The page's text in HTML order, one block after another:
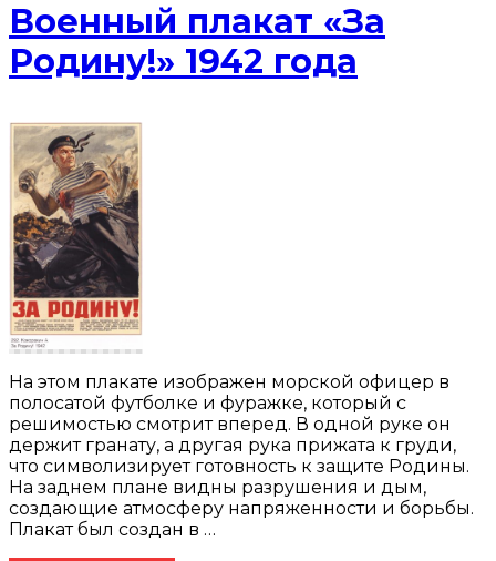
Военный плакат «За
Родину!» 1942 года
На этом плакате изображен морской офицер в
полосатой футболке и фуражке, который с
решимостью смотрит вперед. В одной руке он
держит гранату, а другая рука прижата к груди,
что символизирует готовность к защите Родины.
На заднем плане видны разрушения и дым,
создающие атмосферу напряженности и борьбы.
Плакат был создан в …